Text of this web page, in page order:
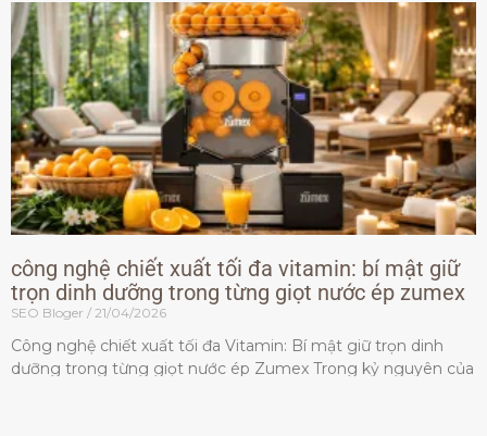
công nghệ chiết xuất tối đa vitamin: bí mật giữ
trọn dinh dưỡng trong từng giọt nước ép zumex
SEO Bloger 21/04/2026
Công nghệ chiết xuất tối đa Vitamin: Bí mật giữ trọn dinh
dưỡng trong từng giọt nước ép Zumex Trong kỷ nguyên của